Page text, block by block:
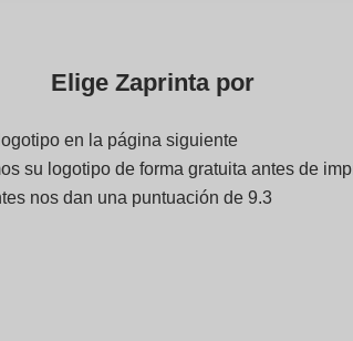
Elige Zaprinta por
en la página siguiente
su logotipo de forma gratuita antes de
nos dan una puntuación de 9.3